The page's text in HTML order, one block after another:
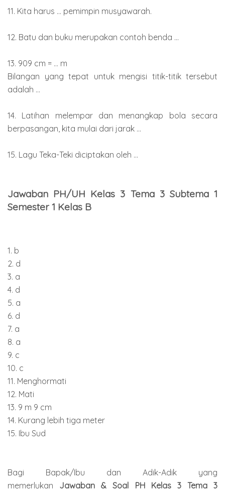
11. Kita harus ... pemimpin musyawarah.
12. Batu dan buku merupakan contoh benda ...
13. 909 cm = ... m
Bilangan yang tepat untuk mengisi titik-titik tersebut
adalah ...
14. Latihan melempar dan menangkap bola secara
berpasangan, kita mulai dari jarak ...
15. Lagu Teka-Teki diciptakan oleh ...
Jawaban PH/UH Kelas 3 Tema 3 Subtema 1
Semester 1 Kelas B
1. b
2. d
3. a
4. d
5. a
6. d
7. a
8. a
9. c
10. c
11. Menghormati
12. Mati
13. 9 m 9 cm
14. Kurang lebih tiga meter
15. Ibu Sud
Bagi Bapak/Ibu dan Adik-Adik yang
memerlukan Jawaban & Soal PH Kelas 3 Tema 3